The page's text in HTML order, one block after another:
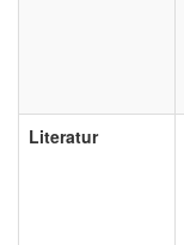
Literatur